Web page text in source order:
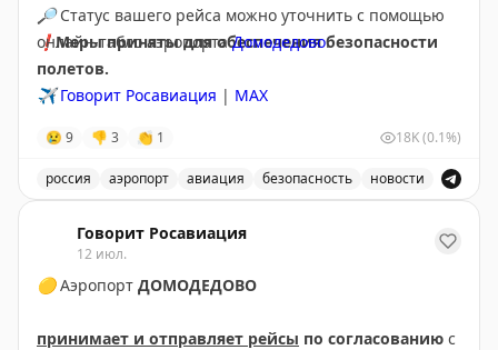
❗️Меры приняты для обеспечения безопасности
полетов.
🔎Статус вашего рейса можно уточнить с помощью
онлайн-табло аэропортаДомодедово.
✈️ Говорит Росавиация | МАХ
😢 9 👎 3 👏 1 18K(0.1%)
россия аэропорт авиация безопасность новости
Говорит Росавиация
12 июл.
🟡Аэропорт ДОМОДЕДОВО
принимает и отправляет рейсы по согласованию с